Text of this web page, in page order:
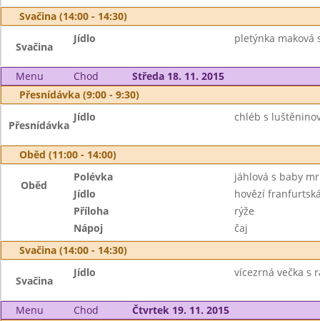
Svačina (14:00 - 14:30)
Svačina
Jídlo pletýnka maková
Menu Chod
Středa 18. 11. 2015
Přesnídávka (9:00 - 9:30)
Přesnídávka
Jídlo chléb s
Oběd (11:00 - 14:00)
Oběd
Polévka
jáhlová s baby
Jídlo
hovězí
Příloha
rýže
Nápoj
čaj
Svačina (14:00 - 14:30)
Svačina
Jídlo vícezrná večka s
Menu Chod
Čtvrtek 19. 11. 2015